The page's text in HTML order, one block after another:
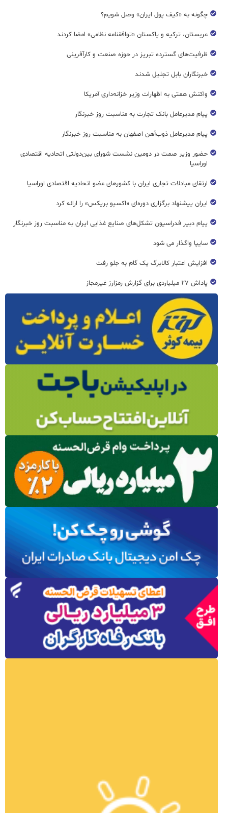
چگونه به «کیف پول ایران» وصل شویم؟
عربستان، ترکیه و پاکستان «توافقنامه نظامی» امضا کردند
ظرفیت‌های گسترده‌ تبریز در حوزه صنعت و کارآفرینی
خبرنگاران بابل تجلیل شدند
واکنش همتی به اظهارات وزیر خزانه‌داری آمریکا
پیام مدیرعامل بانک تجارت به مناسبت روز خبرنگار
پیام مدیرعامل ذوب‌آهن اصفهان به مناسبت روز خبرنگار
حضور وزیر صمت در دومین نشست شورای بین‌دولتی اتحادیه اقتصادی
اوراسیا
ارتقای مبادلات تجاری ایران با کشورهای عضو اتحادیه اقتصادی اوراسیا
ایران پیشنهاد برگزاری دوره‌ای «اکسپو بریکس» را ارائه کرد
پیام دبیر فدراسیون تشکل‌های صنایع غذایی ایران به مناسبت روز خبرنگار
سایپا واگذار می شود
افزایش اعتبار کالابرگ یک گام به جلو رفت
پاداش ۲۷ میلیاردی برای گزارش رمزارز غیرمجاز